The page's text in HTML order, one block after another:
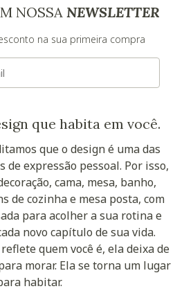
NOSSA NEWSLETTER
na sua primeira compra
que habita em você.
que o design é uma das
de expressão pessoal. Por isso,
cama, mesa, banho,
de cozinha e mesa posta, com
para acolher a sua rotina e
novo capítulo de sua vida.
quem você é, ela deixa de
morar. Ela se torna um lugar
habitar.